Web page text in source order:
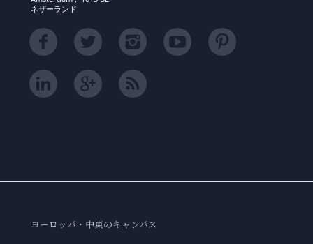
ネザーランド
ヨーロッパ・中東のキャンパス